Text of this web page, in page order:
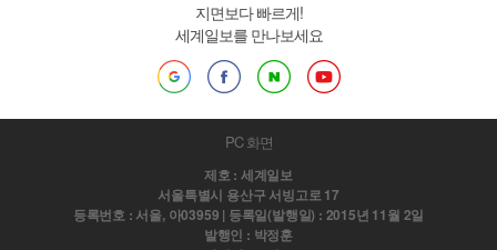
지면보다 빠르게!
세계일보를 만나보세요
PC 화면
제호 : 세계일보
서울특별시 용산구 서빙고로 17
등록번호 : 서울, 아03959 | 등록일(발행일) : 2015년 11월 2일
발행인 : 박정훈